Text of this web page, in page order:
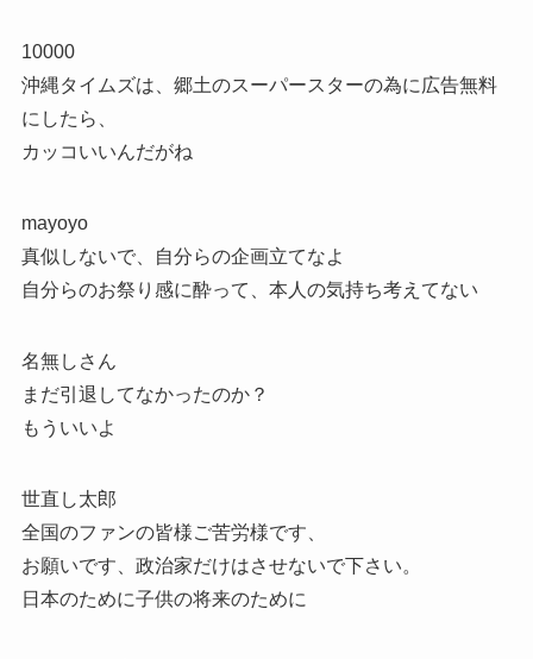
10000
沖縄タイムズは、郷土のスーパースターの為に広告無料
にしたら、
カッコいいんだがね
mayoyo
真似しないで、自分らの企画立てなよ
自分らのお祭り感に酔って、本人の気持ち考えてない
名無しさん
まだ引退してなかったのか？
もういいよ
世直し太郎
全国のファンの皆様ご苦労様です、
お願いです、政治家だけはさせないで下さい。
日本のために子供の将来のために